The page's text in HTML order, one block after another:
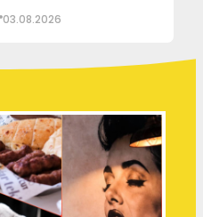
03.08.2026